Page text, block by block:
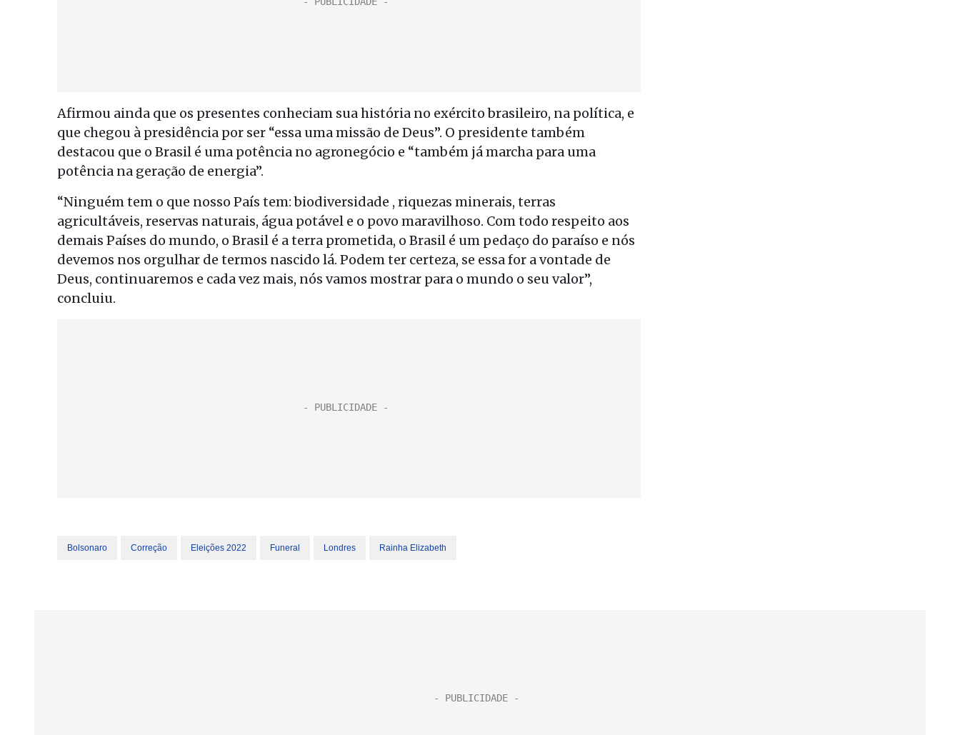
Afirmou ainda que os presentes conheciam sua história no exército brasileiro, na política, e
que chegou à presidência por ser “essa uma missão de Deus”. O presidente também
destacou que o Brasil é uma potência no agronegócio e “também já marcha para uma
potência na geração de energia”.
“Ninguém tem o que nosso País tem: biodiversidade , riquezas minerais, terras
agricultáveis, reservas naturais, água potável e o povo maravilhoso. Com todo respeito aos
demais Países do mundo, o Brasil é a terra prometida, o Brasil é um pedaço do paraíso e nós
devemos nos orgulhar de termos nascido lá. Podem ter certeza, se essa for a vontade de
Deus, continuaremos e cada vez mais, nós vamos mostrar para o mundo o seu valor”,
concluiu.
Bolsonaro Correção Eleições 2022 Funeral Londres Rainha Elizabeth